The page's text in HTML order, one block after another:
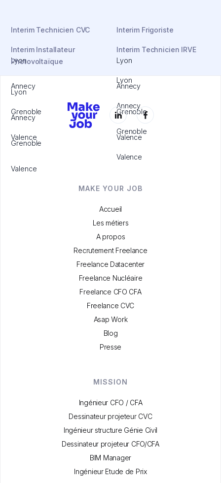
Interim Technicien CVC
Lyon
Annecy
Grenoble
Valence
Interim Frigoriste
Lyon
Annecy
Grenoble
Valence
Interim Installateur
Photovoltaïque
Lyon
Annecy
Grenoble
Valence
Interim Technicien IRVE
Lyon
Annecy
Grenoble
Valence
MAKE YOUR JOB
Accueil
Les métiers
A propos
Recrutement Freelance
Freelance Datacenter
Freelance Nucléaire
Freelance CFO CFA
Freelance CVC
Asap Work
Blog
Presse
MISSION
Ingénieur CFO / CFA
Dessinateur projeteur CVC
Ingénieur structure Génie Civil
Dessinateur projeteur CFO/CFA
BIM Manager
Ingénieur Etude de Prix